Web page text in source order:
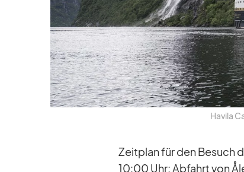
Ha­vila
Zeit­plan für den Be­such
10:00 Uhr: Ab­fahrt von